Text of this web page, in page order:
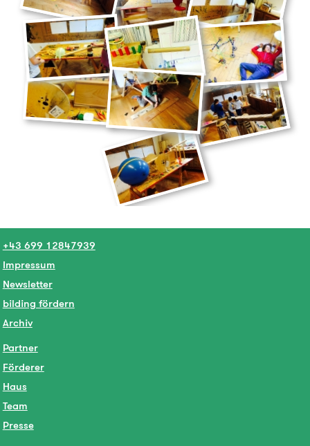
+43 699 12847939
Impressum
Newsletter
bilding fördern
Archiv
Partner
Förderer
Haus
Team
Presse